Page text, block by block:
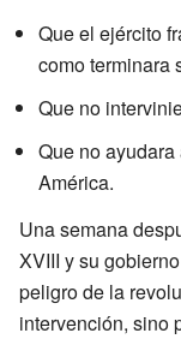
Que el ejército
como terminara
Que no
Que no
América.
Una semana
XVIII y su
peligro de la
intervención, sino